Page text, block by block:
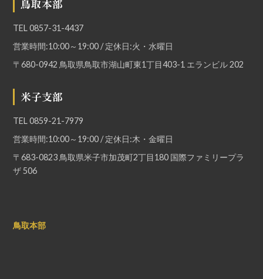
鳥取本部
TEL0857-31-4437
営業時間:10:00～19:00 / 定休日:火・水曜日
〒680-0942 鳥取県鳥取市湖山町東1丁目403-1 エランビル 202
米子支部
TEL0859-21-7979
営業時間:10:00～19:00 / 定休日:木・金曜日
〒683-0823 鳥取県米子市加茂町2丁目180 国際ファミリープラ
ザ 506
鳥取本部